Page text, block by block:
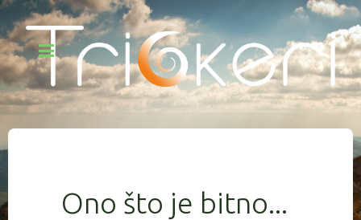
Ono što je bitno...